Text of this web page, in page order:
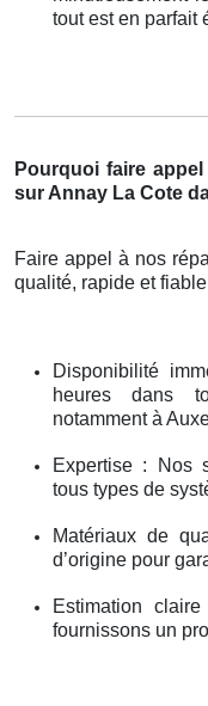
tout est en parfait
Pourquoi faire
sur Annay La Cote
Faire appel à nos
qualité, rapide et fiable
Disponibilité
heures dans
notamment à
Expertise : Nos
tous types de
Matériaux de
d’origine pour
Estimation
fournissons un